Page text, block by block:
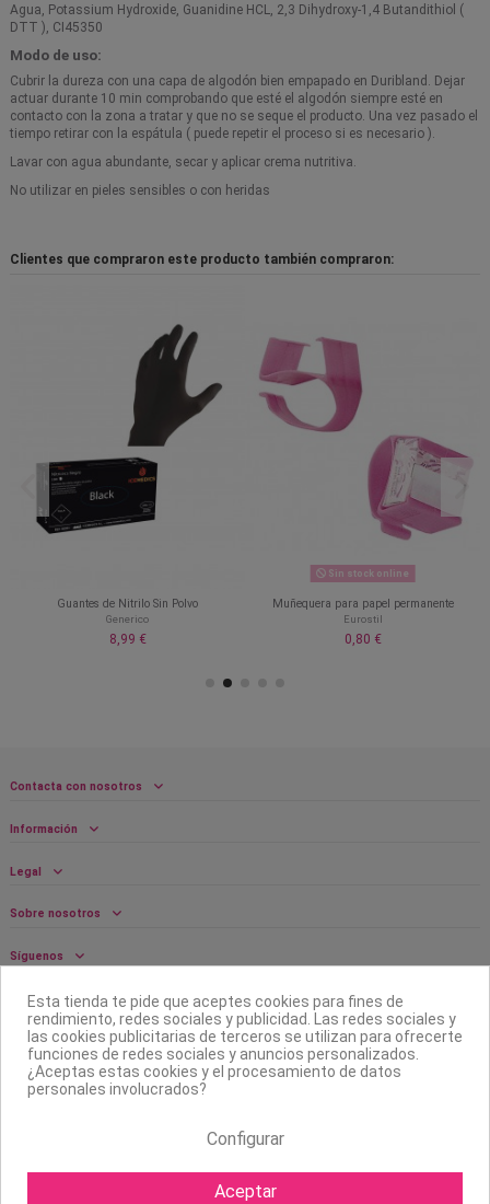
Agua, Potassium Hydroxide, Guanidine HCL, 2,3 Dihydroxy-1,4 Butandithiol (
DTT ), CI45350
Modo de uso:
Cubrir la dureza con una capa de algodón bien empapado en Duribland. Dejar
actuar durante 10 min comprobando que esté el algodón siempre esté en
contacto con la zona a tratar y que no se seque el producto. Una vez pasado el
tiempo retirar con la espátula ( puede repetir el proceso si es necesario ).
Lavar con agua abundante, secar y aplicar crema nutritiva.
No utilizar en pieles sensibles o con heridas
Clientes que compraron este producto también compraron:
Guantes de Nitrilo Sin Polvo
Generico
8,99 €
Sin stock online
Muñequera para papel permanente
Eurostil
0,80 €
Contacta con nosotros
Información
Legal
Sobre nosotros
Síguenos
Boletín
Esta tienda te pide que aceptes cookies para fines de
rendimiento, redes sociales y publicidad. Las redes sociales y
las cookies publicitarias de terceros se utilizan para ofrecerte
funciones de redes sociales y anuncios personalizados.
¿Aceptas estas cookies y el procesamiento de datos
personales involucrados?
Configurar
Aceptar